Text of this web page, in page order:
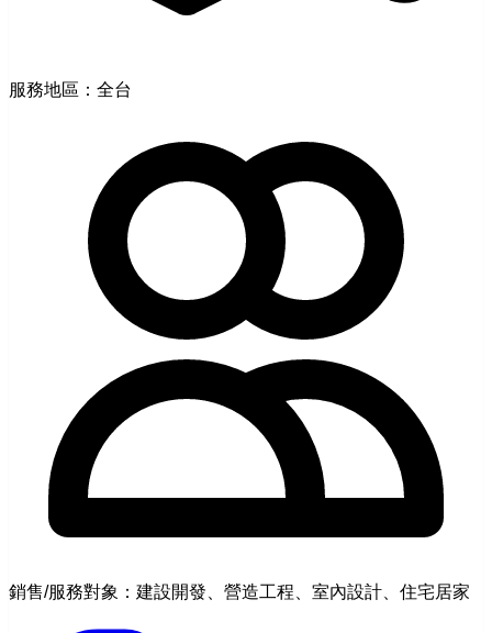
服務地區：全台
銷售/服務對象：建設開發、營造工程、室內設計、住宅居家